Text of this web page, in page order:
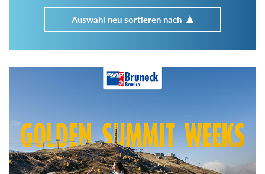
Auswahl neu sortieren nach
Im Hüttenarchiv suchen
Region: